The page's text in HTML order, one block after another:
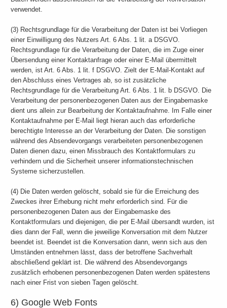
verwendet.
(3) Rechtsgrundlage für die Verarbeitung der Daten ist bei Vorliegen
einer Einwilligung des Nutzers Art. 6 Abs. 1 lit. a DSGVO.
Rechtsgrundlage für die Verarbeitung der Daten, die im Zuge einer
Übersendung einer Kontaktanfrage oder einer E-Mail übermittelt
werden, ist Art. 6 Abs. 1 lit. f DSGVO. Zielt der E-Mail-Kontakt auf
den Abschluss eines Vertrages ab, so ist zusätzliche
Rechtsgrundlage für die Verarbeitung Art. 6 Abs. 1 lit. b DSGVO. Die
Verarbeitung der personenbezogenen Daten aus der Eingabemaske
dient uns allein zur Bearbeitung der Kontaktaufnahme. Im Falle einer
Kontaktaufnahme per E-Mail liegt hieran auch das erforderliche
berechtigte Interesse an der Verarbeitung der Daten. Die sonstigen
während des Absendevorgangs verarbeiteten personenbezogenen
Daten dienen dazu, einen Missbrauch des Kontaktformulars zu
verhindern und die Sicherheit unserer informationstechnischen
Systeme sicherzustellen.
(4) Die Daten werden gelöscht, sobald sie für die Erreichung des
Zweckes ihrer Erhebung nicht mehr erforderlich sind. Für die
personenbezogenen Daten aus der Eingabemaske des
Kontaktformulars und diejenigen, die per E-Mail übersandt wurden, ist
dies dann der Fall, wenn die jeweilige Konversation mit dem Nutzer
beendet ist. Beendet ist die Konversation dann, wenn sich aus den
Umständen entnehmen lässt, dass der betroffene Sachverhalt
abschließend geklärt ist. Die während des Absendevorgangs
zusätzlich erhobenen personenbezogenen Daten werden spätestens
nach einer Frist von sieben Tagen gelöscht.
6) Google Web Fonts